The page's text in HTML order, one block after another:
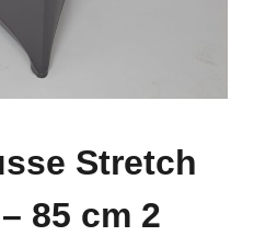
Stretch
85 cm 2